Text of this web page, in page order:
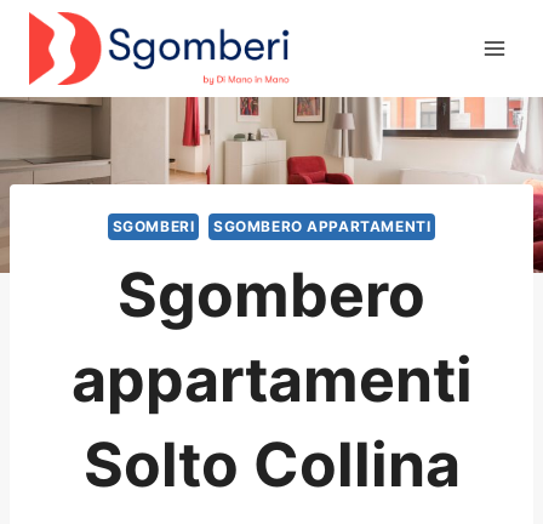
Salta
contenuto
SGOMBERI SGOMBERO APPARTAMENTI
Sgombero
appartamenti
Solto Collina